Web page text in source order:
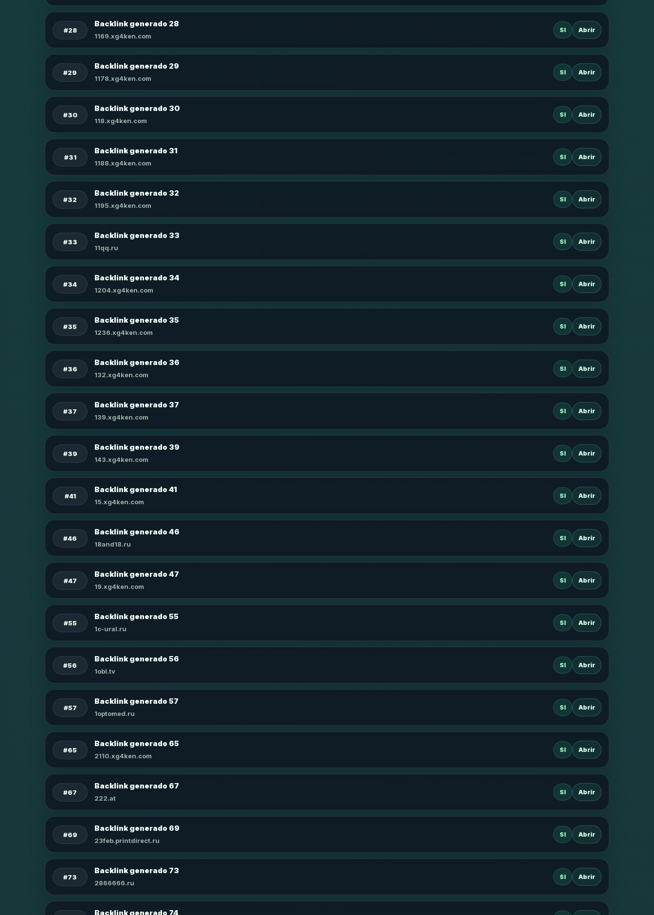
#28
Backlink generado 28
1169.xg4ken.com
SI Abrir
#29
Backlink generado 29
1178.xg4ken.com
SI Abrir
#30
Backlink generado 30
118.xg4ken.com
SI Abrir
#31
Backlink generado 31
1188.xg4ken.com
SI Abrir
#32
Backlink generado 32
1195.xg4ken.com
SI Abrir
#33
Backlink generado 33
11qq.ru
SI Abrir
#34
Backlink generado 34
1204.xg4ken.com
SI Abrir
#35
Backlink generado 35
1236.xg4ken.com
SI Abrir
#36
Backlink generado 36
132.xg4ken.com
SI Abrir
#37
Backlink generado 37
139.xg4ken.com
SI Abrir
#39
Backlink generado 39
143.xg4ken.com
SI Abrir
#41
Backlink generado 41
15.xg4ken.com
SI Abrir
#46
Backlink generado 46
18and18.ru
SI Abrir
#47
Backlink generado 47
19.xg4ken.com
SI Abrir
#55
Backlink generado 55
1c-ural.ru
SI Abrir
#56
Backlink generado 56
1obl.tv
SI Abrir
#57
Backlink generado 57
1optomed.ru
SI Abrir
#65
Backlink generado 65
2110.xg4ken.com
SI Abrir
#67
Backlink generado 67
222.at
SI Abrir
#69
Backlink generado 69
23feb.printdirect.ru
SI Abrir
#73
Backlink generado 73
2866666.ru
SI Abrir
Backlink generado 74